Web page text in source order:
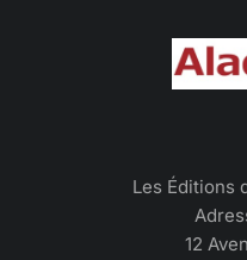
Les Éditions
12